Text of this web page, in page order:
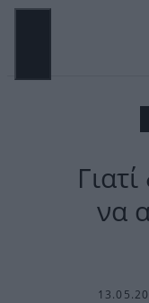
Μετάβαση
να